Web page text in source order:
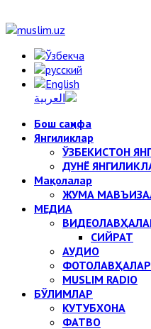
Бош саҳифа
Янгиликлар
ЎЗБЕКИСТОН
ДУНЁ
Мақолалар
ЖУМА
МЕДИА
СИЙРАТ
АУДИО
ФОТОЛАВҲАЛАР
MUSLIM RADIO
БЎЛИМЛАР
КУТУБХОНА
ФАТВО